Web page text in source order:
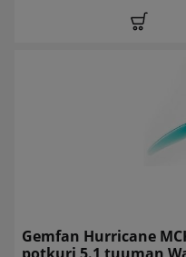
Gemfan Hurricane